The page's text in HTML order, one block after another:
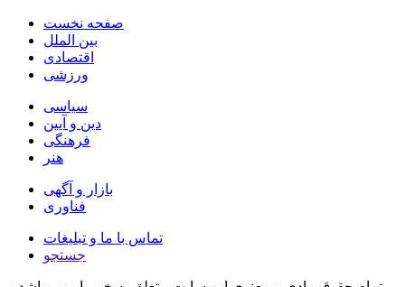
صفحه نخست
بین الملل
اقتصادی
ورزشی
سیاسی
دین و آیین
فرهنگی
هنر
بازار و آگهی
فناوری
تماس با ما و تبلیغات
جستجو